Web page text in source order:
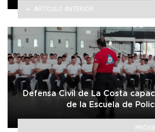
ARTÍCULO ANTERIOR
Defensa Civil de La Costa
de la Escuela de